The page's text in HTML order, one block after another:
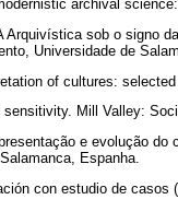
archival
Arquivística sob o signo
Universidade de
of cultures:
sensitivity. Mill Valley:
e evolução
Espanha.
con estudio de casos